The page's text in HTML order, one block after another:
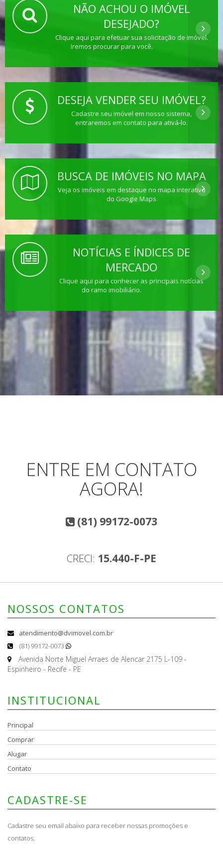
NÃO ACHOU O IMÓVEL
DESEJADO?
Clique aqui para efetuar sua solicitação de imóvel.
Iremos procurar para você.
DESEJA VENDER SEU IMÓVEL?
Cadastre seu imóvel em nosso sistema,
entraremos em contato para ativá-lo.
BUSCA DE IMÓVEIS NO MAPA
Veja os imóveis em destaque no mapa interativo
do Google Maps
NOTÍCIAS E ÍNDICES DE
MERCADO
Clique aqui para conhecer as principais notícias
do ramo imobiliário.
ENTRE EM CONTATO
AGORA!
(81) 99172-0073
CRECI: 15.440-F-PE
NOSSOS CONTATOS
atendimento@dvimovel.com.br
(81) 99172-0073
Avenida Norte Miguel Arraes de Alencar 2175 L-109 -
Espinheiro - Recife - PE
INSTITUCIONAL
Principal
Comprar
Alugar
Contato
CADASTRE-SE
Cadastre seu email abaixo para receber nossas promoções e
contatos.